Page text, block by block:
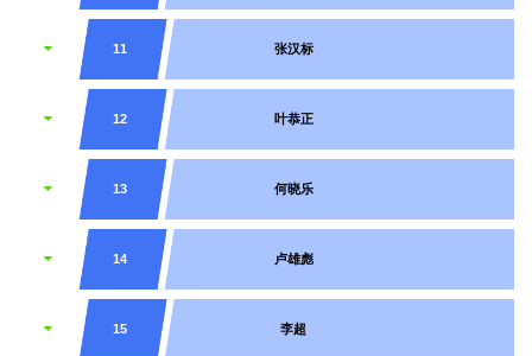
11 张汉标
12 叶恭正
13 何晓乐
14 卢雄彪
15 李超